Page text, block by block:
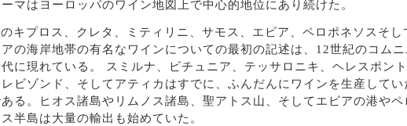
ーマはヨーロッパのワイン地図上で中心的地位にあり続けた。
キプロス、クレタ、ミティリニ、サモス、エビア、ペロポネソスそし
の海岸地帯の有名なワインについての最初の記述は、12世紀のコムニ
に現れている。 スミルナ、ビチュニア、テッサロニキ、ヘレスポント
レビゾンド、そしてアティカはすでに、ふんだんにワインを生産してい
ある。ヒオス諸島やリムノス諸島、聖アトス山、そしてエビアの港やペ
半島は大量の輸出も始めていた。